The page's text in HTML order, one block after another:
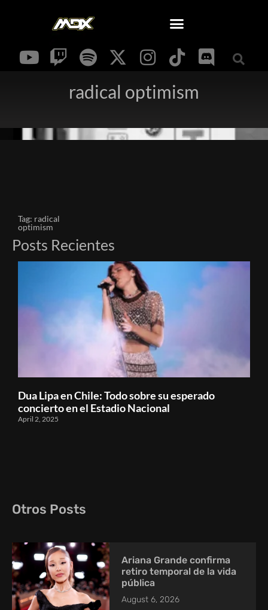
radical optimism
Tag: radical
optimism
Posts Recientes
Dua Lipa en Chile: Todo sobre su esperado
concierto en el Estadio Nacional
April 2, 2025
Otros Posts
Ariana Grande confirma
retiro temporal de la vida
pública
August 6, 2026